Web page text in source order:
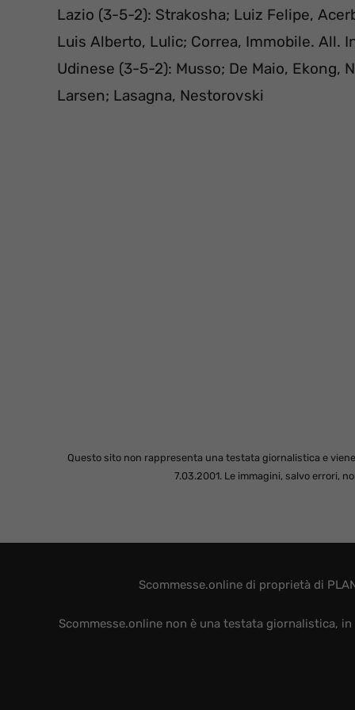
Lazio (3-5-2): Strakosha; Luiz Felipe,
Luis Alberto, Lulic; Correa, Immobile. All.
Udinese (3-5-2): Musso; De Maio, Ekong,
Larsen; Lasagna, Nestorovski
Questo sito non rappresenta una testata giornalistica e
7.03.2001. Le immagini, salvo errori,
Scommesse.online di proprietà di
Scommesse.online non è una testata giornalistica,